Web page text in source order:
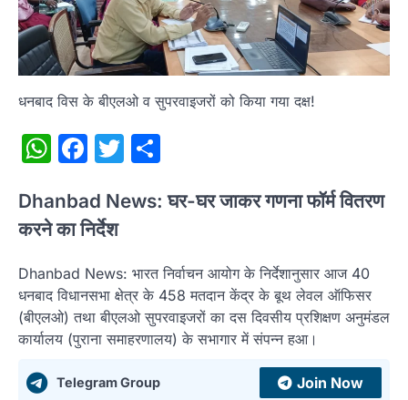
धनबाद विस के बीएलओ व सुपरवाइजरों को किया गया दक्ष!
WhatsApp
Facebook
Twitter
Dhanbad News: घर-घर जाकर गणना फॉर्म वितरण
करने का निर्देश
Dhanbad News: भारत निर्वाचन आयोग के निर्देशानुसार आज 40
धनबाद विधानसभा क्षेत्र के 458 मतदान केंद्र के बूथ लेवल ऑफिसर
(बीएलओ) तथा बीएलओ सुपरवाइजरों का दस दिवसीय प्रशिक्षण अनुमंडल
कार्यालय (पुराना समाहरणालय) के सभागार में संपन्न हआ।
Telegram Group Join Now